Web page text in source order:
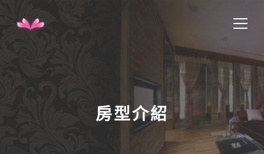
房型介紹